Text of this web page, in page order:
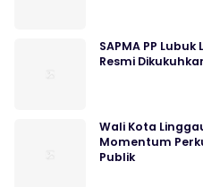
SAPMA PP
Resmi
Wali Kota
Momentum
Publik